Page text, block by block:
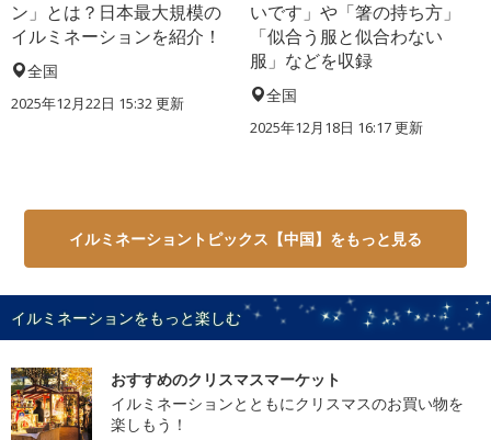
ン」とは？日本最大規模の
イルミネーションを紹介！
全国
2025年12月22日 15:32 更新
いです」や「箸の持ち方」
「似合う服と似合わない
服」などを収録
全国
2025年12月18日 16:17 更新
イルミネーショントピックス【中国】をもっと見る
イルミネーションをもっと楽しむ
おすすめのクリスマスマーケット
イルミネーションとともにクリスマスのお買い物を
楽しもう！